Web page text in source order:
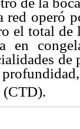
red operó
el total
en
de
(CTD).